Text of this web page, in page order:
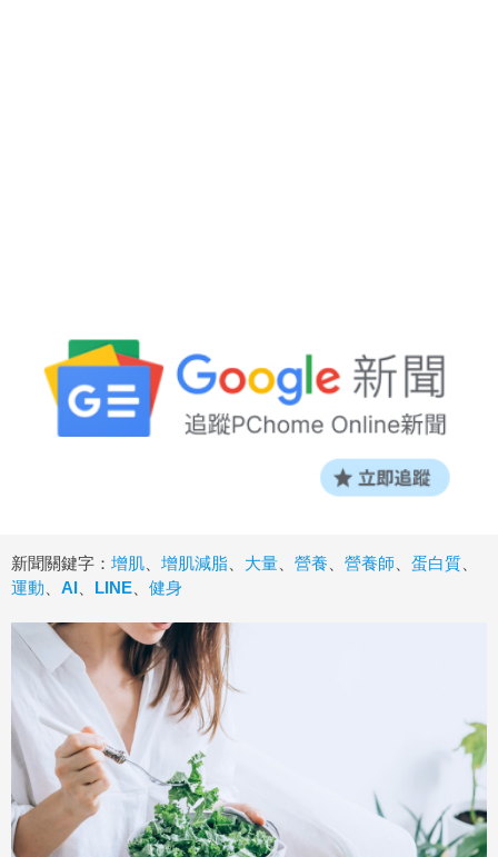
新聞關鍵字： 增肌 增肌減脂 大量 營養 營養師 蛋白質
運動
AI LINE 健身